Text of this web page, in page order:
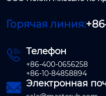
Горячая линия:
 Телефон
+86-400-0656258
+86-10-84858894
 Электронная